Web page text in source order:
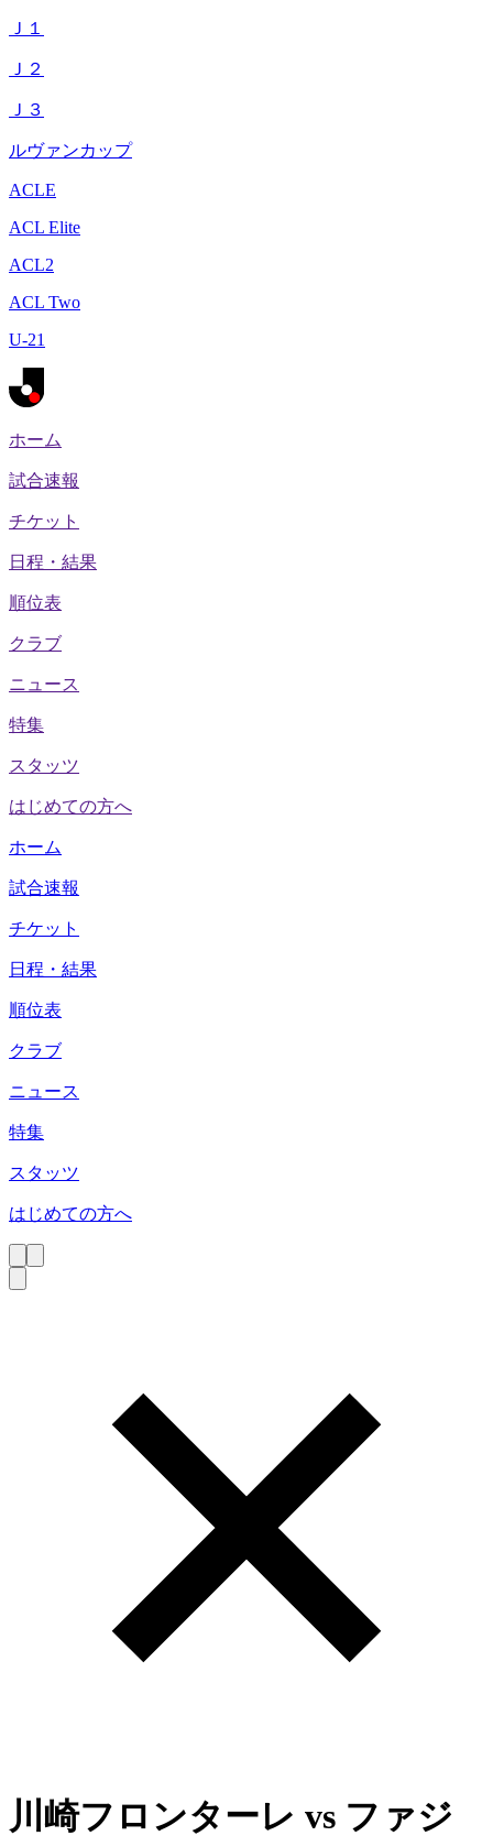
Ｊ１
Ｊ２
Ｊ３
ルヴァンカップ
ACLE
ACL Elite
ACL2
ACL Two
U-21
ホーム
試合速報
チケット
日程・結果
順位表
クラブ
ニュース
特集
スタッツ
はじめての方へ
ホーム
試合速報
チケット
日程・結果
順位表
クラブ
ニュース
特集
スタッツ
はじめての方へ
川崎フロンターレ vs ファジ